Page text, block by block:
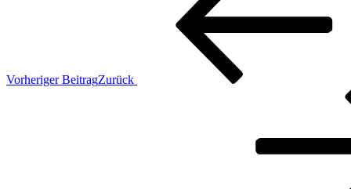
Vorheriger BeitragZurück